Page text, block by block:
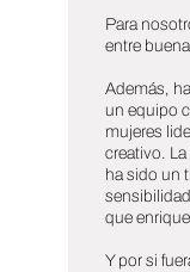
Para
entre
Además,
un equipo
mujeres
creativo.
ha sido un
que
Y por si